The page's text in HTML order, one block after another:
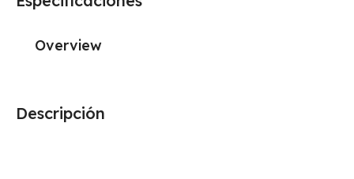
Descripción
Overview